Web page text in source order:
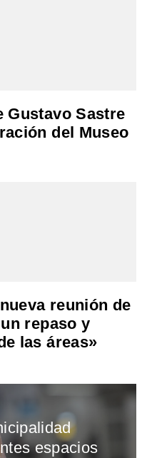
Gustavo Sastre
del Museo
reunión de
repaso y
las áreas»
espacios